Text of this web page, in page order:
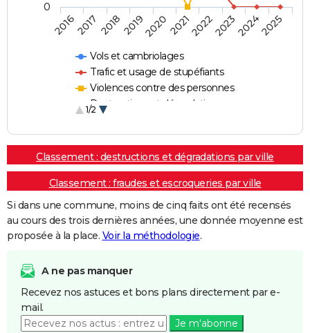
Vols et cambriolages
Trafic et usage de stupéfiants
Violences contre des personnes
Destructions et dégradations
1/2
20162017 20182019202020212022202320242025
0
Classement : destructions et dégradations par ville
Classement : fraudes et escroqueries par ville
Si dans une commune, moins de cinq faits ont été recensés
au cours des trois dernières années, une donnée moyenne est
proposée à la place. Voir la méthodologie.
A ne pas manquer
Recevez nos astuces et bons plans directement par e-
mail.
Je m'abonne